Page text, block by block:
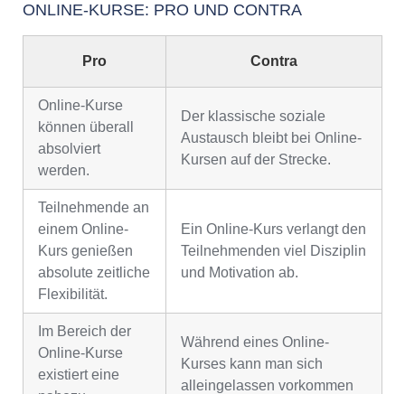
ONLINE-KURSE: PRO UND CONTRA
Pro Contra
Online-Kurse
können überall
absolviert
werden.
Der klassische soziale
Austausch bleibt bei Online-
Kursen auf der Strecke.
Teilnehmende an
einem Online-
Kurs genießen
absolute zeitliche
Flexibilität.
Ein Online-Kurs verlangt den
Teilnehmenden viel Disziplin
und Motivation ab.
Im Bereich der
Online-Kurse
existiert eine
Während eines Online-
Kurses kann man sich
alleingelassen vorkommen